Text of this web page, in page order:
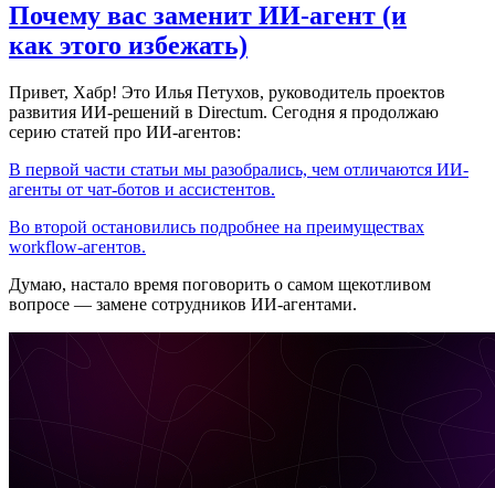
Почему вас заменит ИИ‑агент (и
как этого избежать)
Привет, Хабр! Это Илья Петухов, руководитель проектов
развития ИИ-решений в Directum. Сегодня я продолжаю
серию статей про ИИ-агентов:
В первой части статьи мы разобрались, чем отличаются ИИ-
агенты от чат-ботов и ассистентов.
Во второй остановились подробнее на преимуществах
workflow-агентов.
Думаю, настало время поговорить о самом щекотливом
вопросе — замене сотрудников ИИ-агентами.